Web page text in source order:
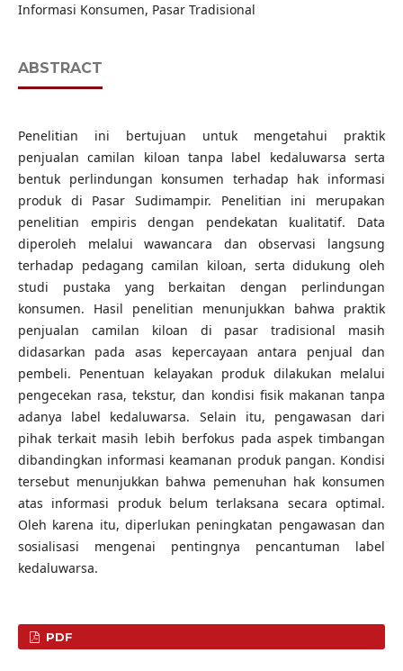
Informasi Konsumen, Pasar Tradisional
ABSTRACT
Penelitian ini bertujuan untuk mengetahui praktik
penjualan camilan kiloan tanpa label kedaluwarsa serta
bentuk perlindungan konsumen terhadap hak informasi
produk di Pasar Sudimampir. Penelitian ini merupakan
penelitian empiris dengan pendekatan kualitatif. Data
diperoleh melalui wawancara dan observasi langsung
terhadap pedagang camilan kiloan, serta didukung oleh
studi pustaka yang berkaitan dengan perlindungan
konsumen. Hasil penelitian menunjukkan bahwa praktik
penjualan camilan kiloan di pasar tradisional masih
didasarkan pada asas kepercayaan antara penjual dan
pembeli. Penentuan kelayakan produk dilakukan melalui
pengecekan rasa, tekstur, dan kondisi fisik makanan tanpa
adanya label kedaluwarsa. Selain itu, pengawasan dari
pihak terkait masih lebih berfokus pada aspek timbangan
dibandingkan informasi keamanan produk pangan. Kondisi
tersebut menunjukkan bahwa pemenuhan hak konsumen
atas informasi produk belum terlaksana secara optimal.
Oleh karena itu, diperlukan peningkatan pengawasan dan
sosialisasi mengenai pentingnya pencantuman label
kedaluwarsa.
PDF